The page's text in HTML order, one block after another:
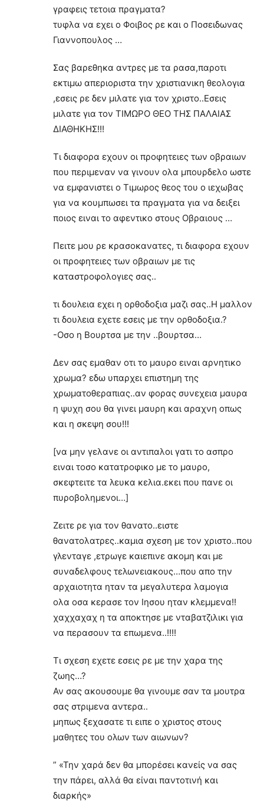
γραφεις τετοια πραγματα?
τυφλα να εχει ο Φοιβος ρε και ο Ποσειδωνας
Γιαννοπουλος …
Σας βαρεθηκα αντρες με τα ρασα,παροτι
εκτιμω απεριοριστα την χριστιανικη θεολογια
,εσεις ρε δεν μιλατε για τον χριστο..Εσεις
μιλατε για τον ΤΙΜΩΡΟ ΘΕΟ ΤΗΣ ΠΑΛΑΙΑΣ
ΔΙΑΘΗΚΗΣ!!!
Τι διαφορα εχουν οι προφητειες των οβραιων
που περιμεναν να γινουν ολα μπουρδελο ωστε
να εμφανιστει ο Τιμωρος θεος του ο ιεχωβας
για να κουμπωσει τα πραγματα για να δειξει
ποιος ειναι το αφεντικο στους Οβραιους …
Πειτε μου ρε κρασοκανατες, τι διαφορα εχουν
οι προφητειες των οβραιων με τις
καταστροφολογιες σας..
τι δουλεια εχει η ορθοδοξια μαζι σας..Η μαλλον
τι δουλεια εχετε εσεις με την ορθοδοξια.?
-Οσο η Βουρτσα με την ..βουρτσα…
Δεν σας εμαθαν οτι το μαυρο ειναι αρνητικο
χρωμα? εδω υπαρχει επιστημη της
χρωματοθεραπιας..αν φορας συνεχεια μαυρα
η ψυχη σου θα γινει μαυρη και αραχνη οπως
και η σκεψη σου!!!
[να μην γελανε οι αντιπαλοι γατι το ασπρο
ειναι τοσο κατατροφικο με το μαυρο,
σκεφτειτε τα λευκα κελια.εκει που πανε οι
πυροβολημενοι…]
Ζειτε ρε για τον θανατο..ειστε
θανατολατρες..καμια σχεση με τον χριστο..που
γλενταγε ,ετρωγε καιεπινε ακομη και με
συναδελφους τελωνειακους…που απο την
αρχαιοτητα ηταν τα μεγαλυτερα λαμογια
ολα οσα κερασε τον Ιησου ηταν κλεμμενα!!
χαχχαχαχ η τα αποκτησε με νταβατζιλικι για
να περασουν τα επωμενα..!!!!
Τι σχεση εχετε εσεις ρε με την χαρα της
ζωης…?
Αν σας ακουσουμε θα γινουμε σαν τα μουτρα
σας στριμενα αντερα..
μηπως ξεχασατε τι ειπε ο χριστος στους
μαθητες του ολων των αιωνων?
” «Την χαρά δεν θα μπορέσει κανείς να σας
την πάρει, αλλά θα είναι παντοτινή και
διαρκής»